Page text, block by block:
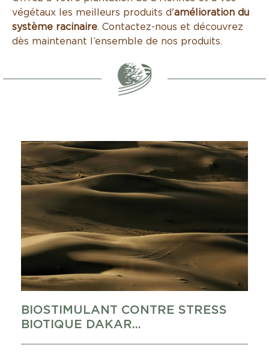
végétaux les meilleurs produits d'amélioration du
système racinaire. Contactez-nous et découvrez
dès maintenant l’ensemble de nos produits.
BIOSTIMULANT CONTRE STRESS
BIOTIQUE DAKAR...